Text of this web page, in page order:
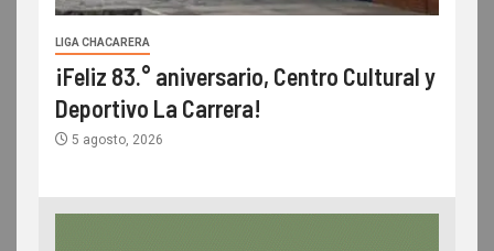
LIGA CHACARERA
¡Feliz 83.° aniversario, Centro Cultural y
Deportivo La Carrera!
5 agosto, 2026